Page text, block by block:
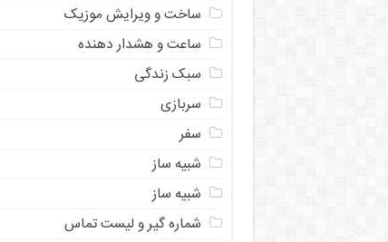
ساخت و ویرایش موزیک
ساعت و هشدار دهنده
سبک زندگی
سربازی
سفر
شبیه ساز
شبیه ساز
شماره گیر و لیست تماس